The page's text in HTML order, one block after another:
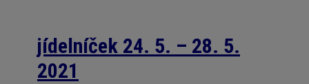
jídelníček 24. 5. – 28. 5.
2021